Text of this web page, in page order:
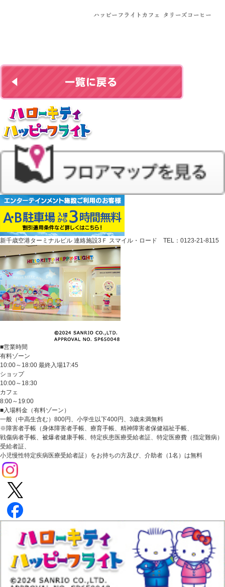
新千歳空港ターミナルビル 連絡施設3Ｆ スマイル・ロード TEL：0123-21-8115
■営業時間
有料ゾーン
10:00～18:00 最終入場17:45
ショップ
10:00～18:30
カフェ
8:00～19:00
■入場料金（有料ゾーン）
一般（中高生含む）800円、小学生以下400円、3歳未満無料
※障害者手帳（身体障害者手帳、療育手帳、精神障害者保健福祉手帳、
戦傷病者手帳、被爆者健康手帳、特定疾患医療受給者証、特定医療費（指定難病）
受給者証、
小児慢性特定疾病医療受給者証）をお持ちの方及び、介助者（1名）は無料